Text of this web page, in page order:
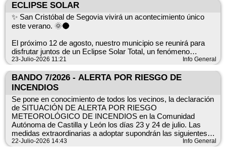
Cada viernes, a las nueve, una experiencia diferente. Cada
viernes, un encuentro para sentir nuestro pueblo.
🎶 7 de agosto – “Envena”, Juanan Sanz
Folk íntimo y poderoso para abrir el ciclo con su nuevo trabajo.
🎤 14 de agosto – “No Solo Musas”, Silvia Sanjuán
Un viaje musical que reivindica el talento de grandes
compositoras e intérpretes.
🪄 21 de agosto – “Piénsatelo Bien”, Greca
Mentalismo, psicología y magia que suceden… en tu propia
mente.
🌙 28 de agosto – “Corazón de Loto”, Yoraima
Ritual electrónico y poético que mezcla folclore reimaginado y
avant‑pop.
ECLIPSE SOLAR
✨ San Cristóbal de Segovia vivirá un acontecimiento único
este verano. 🌞🌑
El próximo 12 de agosto, nuestro municipio se reunirá para
disfrutar juntos de un Eclipse Solar Total, un fenómeno
astronómico excepcional que podremos observar de forma
La actividad comenzará con la salida hacia el punto de
el traslado y se ofrecerán indicaciones previas. La
observación del eclipse tendrá lugar a partir de las 19:30 h.
Inscripciones en la Biblioteca teniendo un coste de 2€, incluye
gafas de protección homologadas y un refresco para disfrutar
de la experiencia con comodidad.
23-Julio-2026 11:21 Info General
BANDO 7/2026 - ALERTA POR RIESGO DE
INCENDIOS
Se pone en conocimiento de todos los vecinos, la declaración
de SITUACIÓN DE ALERTA POR RIESGO
METEOROLÓGICO DE INCENDIOS en la Comunidad
Autónoma de Castilla y León los días 23 y 24 de julio. Las
medidas extraordinarias a adoptar supondrán las siguientes
PROHIBICIONES indicadas en el documento adjunto.
22-Julio-2026 14:43 Info General